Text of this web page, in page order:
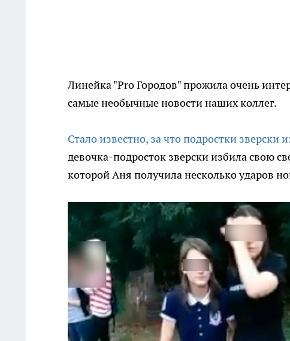
Линейка "Pro Городов" прожила очень
самые необычные новости наших коллег.
Стало известно, за что подростки зверски
девочка-подросток зверски избила свою
которой Аня получила несколько ударов